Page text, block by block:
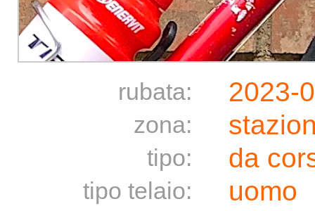
rubata: 2023-
zona:
tipo: da
tipo telaio: uomo